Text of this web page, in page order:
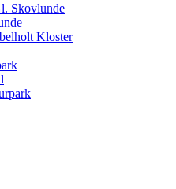
Skovlunde
Kloster